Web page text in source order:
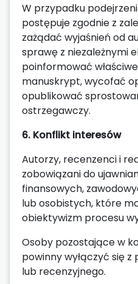
W przypadku
postępuje zgodnie z
zażądać wyjaśnień od
sprawę z niezależnymi
poinformować
manuskrypt, wycofać
opublikować
ostrzegawczy.
6. Konflikt interesów
Autorzy, recenzenci i
zobowiązani do
finansowych,
lub osobistych, które
obiektywizm procesu
Osoby pozostające w
powinny wyłączyć się
lub recenzyjnego.